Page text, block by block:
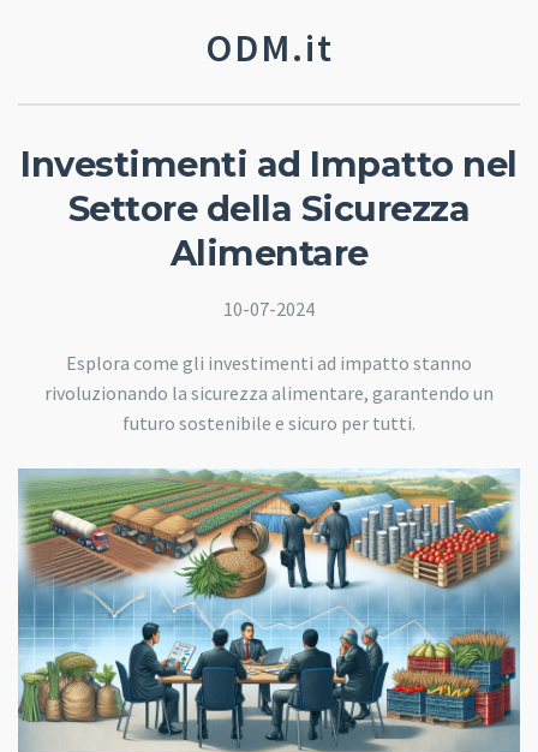
ODM.it
Investimenti ad Impatto nel
Settore della Sicurezza
Alimentare
10-07-2024
Esplora come gli investimenti ad impatto stanno
rivoluzionando la sicurezza alimentare, garantendo un
futuro sostenibile e sicuro per tutti.